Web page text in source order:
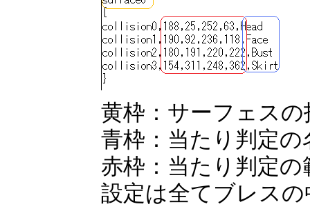
黄枠：サーフェスの
青枠：当たり判定の
赤枠：当たり判定の
設定は全てブレス